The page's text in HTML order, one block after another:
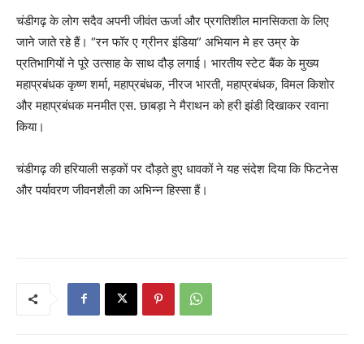
चंडीगढ़ के लोग सदैव अपनी जीवंत ऊर्जा और प्रगतिशील मानसिकता के लिए
जाने जाते रहे हैं। “रन फॉर ए ग्रीनर इंडिया” अभियान मे हर उम्र के
प्रतिभागियों ने पूरे उत्साह के साथ दौड़ लगाई। भारतीय स्टेट बैंक के मुख्य
महाप्रबंधक कृष्ण शर्मा, महाप्रबंधक, नीरज भारती, महाप्रबंधक, विमल किशोर
और महाप्रबंधक मनमीत एस. छाबड़ा ने मैराथन को हरी झंडी दिखाकर रवाना
किया।
चंडीगढ़ की हरियाली सड़कों पर दौड़ते हुए धावकों ने यह संदेश दिया कि फिटनेस
और पर्यावरण जीवनशैली का अभिन्न हिस्सा हैं।